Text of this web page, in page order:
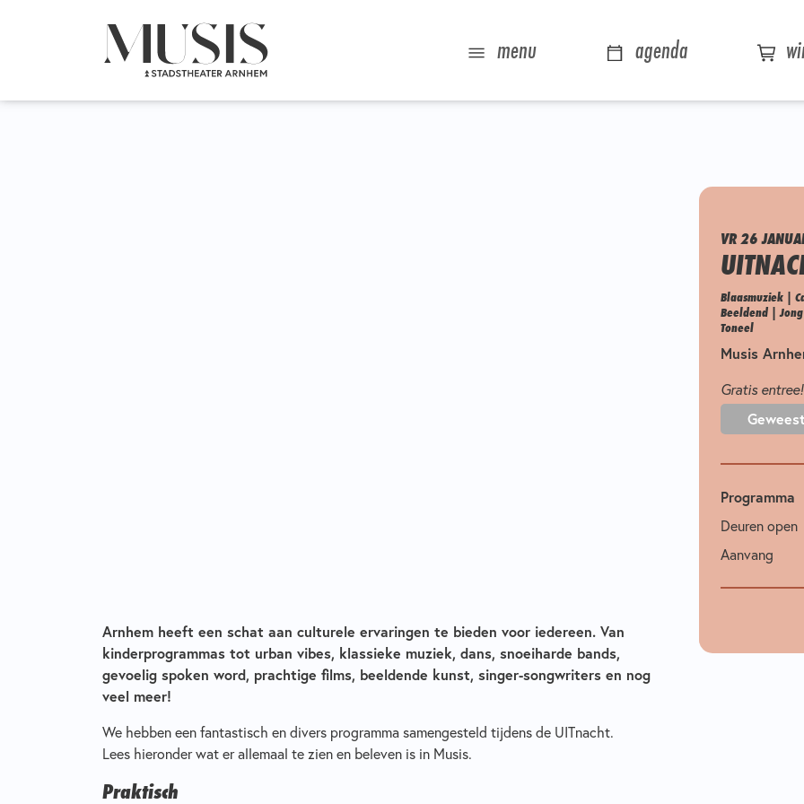
menu agenda
Arnhem heeft een schat aan culturele ervaringen te bieden voor iedereen. Van
kinderprogrammas tot urban vibes, klassieke muziek, dans, snoeiharde bands,
gevoelig spoken word, prachtige films, beeldende kunst, singer-songwriters en nog
veel meer!
We hebben een fantastisch en divers programma samengesteld tijdens de UITnacht.
Lees hieronder wat er allemaal te zien en beleven is in Musis.
Praktisch
VR 26
Blaasmuziek |
Beeldend |
Toneel
Musis
Gratis entree!
Geweest
Programma
Deuren open
Aanvang